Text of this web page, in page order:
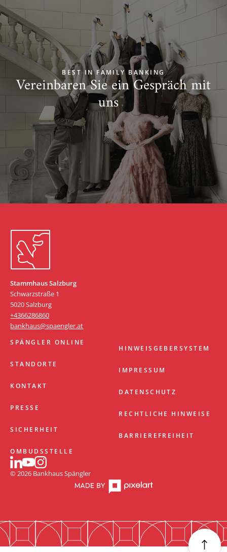
BEST IN FAMILY BANKING
Vereinbaren Sie ein Gespräch mit
uns
Stammhaus Salzburg
Schwarzstraße 1
5020 Salzburg
+4366286860
bankhaus@spaengler.at
SPÄNGLER ONLINE
STANDORTE
KONTAKT
PRESSE
SICHERHEIT
OMBUDSSTELLE
HINWEISGEBERSYSTEM
IMPRESSUM
DATENSCHUTZ
RECHTLICHE HINWEISE
BARRIEREFREIHEIT
© 2026 Bankhaus Spängler